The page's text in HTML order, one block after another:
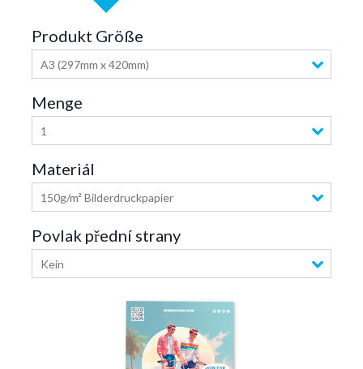
Produkt Größe
A3 (297mm x 420mm)
Menge
1
Materiál
150g/m² Bilderdruckpapier
Povlak přední strany
Kein